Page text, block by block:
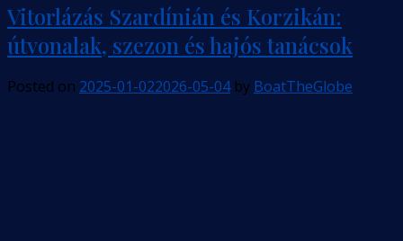
Vitorlázás Szardínián és Korzikán:
útvonalak, szezon és hajós tanácsok
Posted on 2025-01-022026-05-04 by BoatTheGlobe